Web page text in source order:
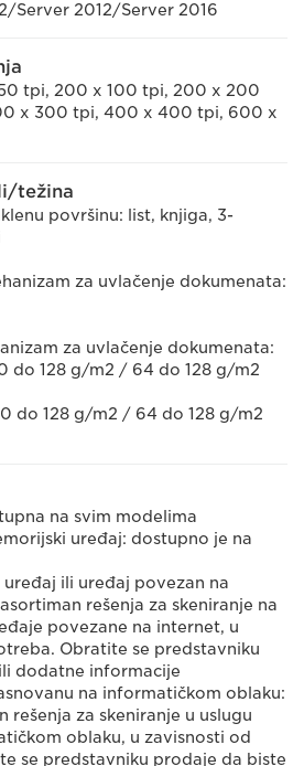
Server 2012/Server 2016
tpi, 200 x 100 tpi, 200 x 200
x 300 tpi, 400 x 400 tpi, 600 x
težina
površinu: list, knjiga, 3-
za uvlačenje dokumenata:
za uvlačenje dokumenata:
do 128 g/m2 / 64 do 128 g/m2
do 128 g/m2 / 64 do 128 g/m2
na svim modelima
uređaj: dostupno je na
ili uređaj povezan na
rešenja za skeniranje na
povezane na internet, u
Obratite se predstavniku
dodatne informacije
na informatičkom oblaku:
rešenja za skeniranje u uslugu
oblaku, u zavisnosti od
se predstavniku prodaje da biste